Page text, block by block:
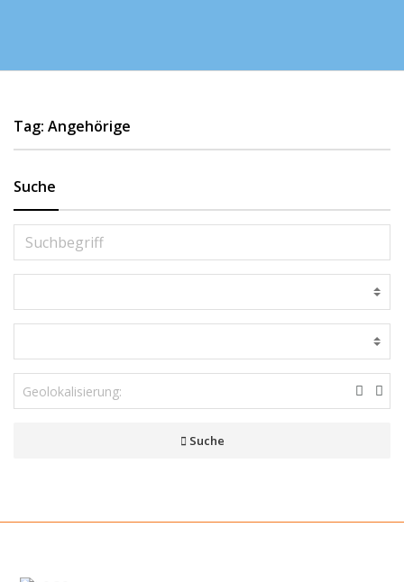
Tag: Angehörige
Suche
Suche